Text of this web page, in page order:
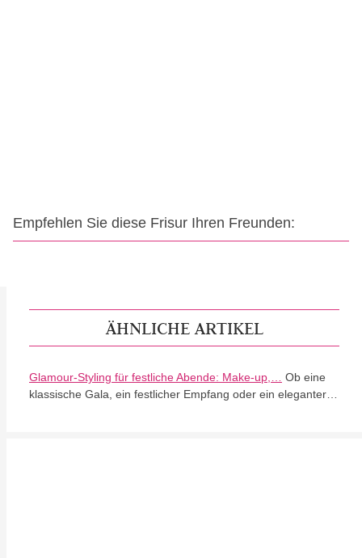
Empfehlen Sie diese Frisur Ihren Freunden:
ÄHNLICHE ARTIKEL
Glamour-Styling für festliche Abende: Make-up,…
Ob eine
klassische Gala, ein festlicher Empfang oder ein eleganter…